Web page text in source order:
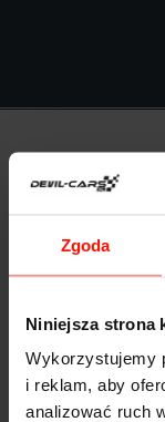
Zgoda
Niniejsza strona
Wykorzystujemy
i reklam, aby
analizować ruch
Bardzo